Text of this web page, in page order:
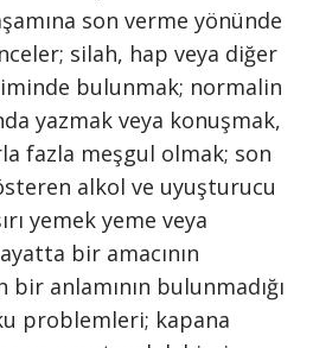
son verme yönünde
silah, hap veya diğer
bulunmak; normalin
yazmak veya konuşmak,
fazla meşgul olmak; son
alkol ve uyuşturucu
yemek yeme veya
bir amacının
bir anlamının bulunmadığı
problemleri; kapana